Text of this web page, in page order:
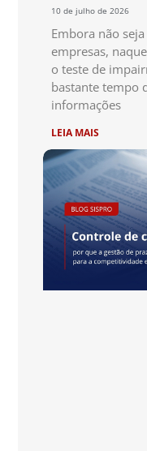
10 de julho de 2026
Embora não
empresas,
o teste de
bastante tempo
informações
LEIA MAIS